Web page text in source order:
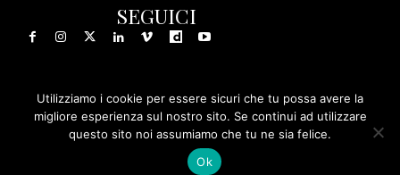
SEGUICI
© 1999 - 2025 Storia in Rete Srl - Tutti i diritti riservati - P.
IVA 08570971005
Utilizziamo i cookie per essere sicuri che tu possa avere la
migliore esperienza sul nostro sito. Se continui ad utilizzare
questo sito noi assumiamo che tu ne sia felice.
Ok